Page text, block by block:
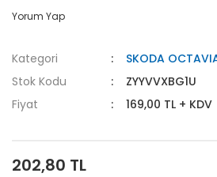
Yorum Yap
Kategori
SKODA
Stok Kodu
ZYYVVXBG1U
Fiyat
169,00 TL + KDV
202,80 TL